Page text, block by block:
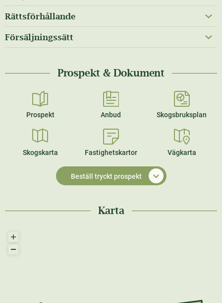
Rättsförhållande
Försäljningssätt
Prospekt & Dokument
Prospekt Anbud Skogsbruksplan
Skogskarta Fastighetskartor Vägkarta
Beställ tryckt prospekt
Karta